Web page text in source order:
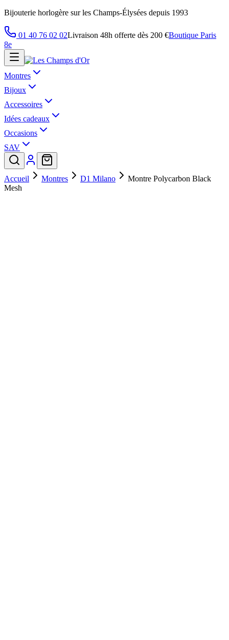
Bijouterie horlogère sur les Champs-Élysées depuis 1993
01 40 76 02 02Livraison 48h offerte dès 200 €Boutique Paris
8e
Montres
Bijoux
Accessoires
Idées cadeaux
Occasions
SAV
Accueil Montres D1 Milano
Montre Polycarbon Black
Mesh